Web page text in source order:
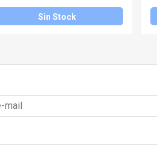
Sin Stock